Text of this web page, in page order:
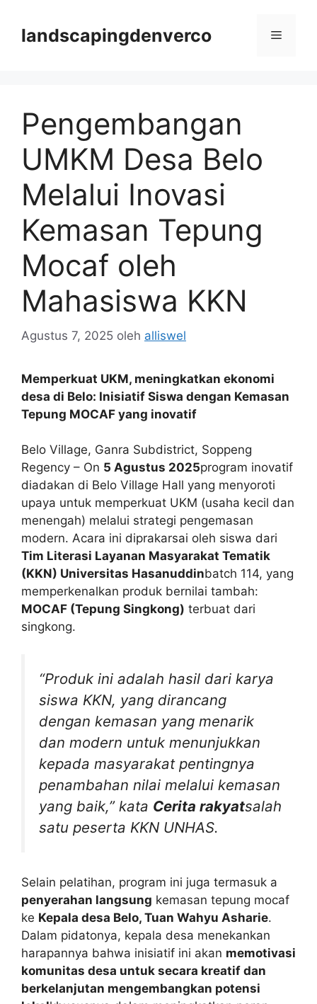
landscapingdenverco Menu
Pengembangan
UMKM Desa Belo
Melalui Inovasi
Kemasan Tepung
Mocaf oleh
Mahasiswa KKN
Agustus 7, 2025 oleh alliswel
Memperkuat UKM, meningkatkan ekonomi
desa di Belo: Inisiatif Siswa dengan Kemasan
Tepung MOCAF yang inovatif
Belo Village, Ganra Subdistrict, Soppeng
Regency – On 5 Agustus 2025program inovatif
diadakan di Belo Village Hall yang menyoroti
upaya untuk memperkuat UKM (usaha kecil dan
menengah) melalui strategi pengemasan
modern. Acara ini diprakarsai oleh siswa dari
Tim Literasi Layanan Masyarakat Tematik
(KKN) Universitas Hasanuddinbatch 114, yang
memperkenalkan produk bernilai tambah:
MOCAF (Tepung Singkong) terbuat dari
singkong.
“Produk ini adalah hasil dari karya
siswa KKN, yang dirancang
dengan kemasan yang menarik
dan modern untuk menunjukkan
kepada masyarakat pentingnya
penambahan nilai melalui kemasan
yang baik,” kata Cerita rakyatsalah
satu peserta KKN UNHAS.
Selain pelatihan, program ini juga termasuk a
penyerahan langsung kemasan tepung mocaf
ke Kepala desa Belo, Tuan Wahyu Asharie.
Dalam pidatonya, kepala desa menekankan
harapannya bahwa inisiatif ini akan memotivasi
komunitas desa untuk secara kreatif dan
berkelanjutan mengembangkan potensi